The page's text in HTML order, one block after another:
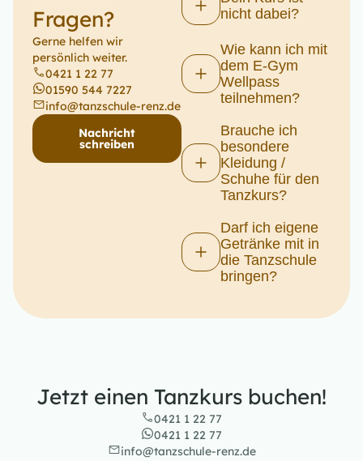
Fragen?
Gerne helfen wir
persönlich weiter.
0421 1 22 77
01590 544 7227
info@tanzschule-renz.de
Nachricht
schreiben
nicht dabei?
Wie kann ich mit
dem E-Gym
Wellpass
teilnehmen?
Brauche ich
besondere
Kleidung /
Schuhe für den
Tanzkurs?
Darf ich eigene
Getränke mit in
die Tanzschule
bringen?
Jetzt einen Tanzkurs buchen!
0421 1 22 77
0421 1 22 77
info@tanzschule-renz.de